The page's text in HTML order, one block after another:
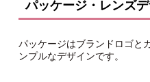
パッケージ・レンズ
パッケージはブランドロゴと
ンプルなデザインです。